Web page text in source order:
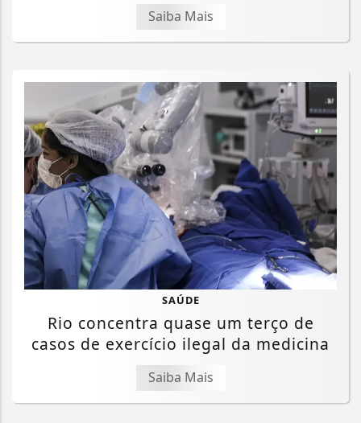
Saiba Mais
SAÚDE
Rio concentra quase um terço de
casos de exercício ilegal da medicina
Saiba Mais